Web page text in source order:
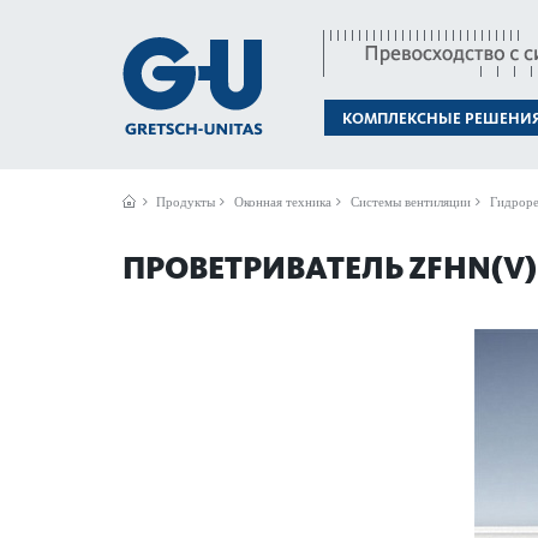
КОМПЛЕКСНЫЕ
Продукты Оконная техника Системы вентиляции
ПРОВЕТРИВАТЕЛЬ ZFHN(V)